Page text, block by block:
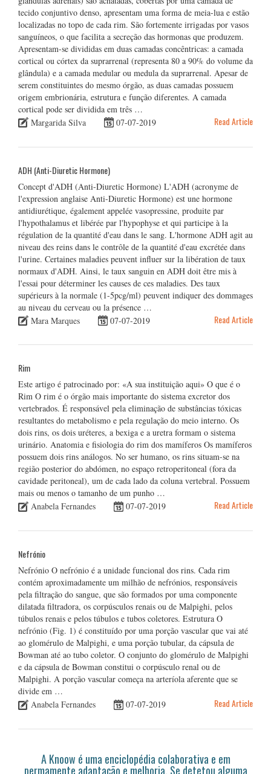
tecido conjuntivo denso, apresentam uma forma de meia-lua e estão
localizadas no topo de cada rim. São fortemente irrigadas por vasos
sanguíneos, o que facilita a secreção das hormonas que produzem.
Apresentam-se divididas em duas camadas concêntricas: a camada
cortical ou córtex da suprarrenal (representa 80 a 90% do volume da
glândula) e a camada medular ou medula da suprarrenal. Apesar de
serem constituintes do mesmo órgão, as duas camadas possuem
origem embrionária, estrutura e função diferentes. A camada
cortical pode ser dividida em três …
Margarida Silva
07-07-2019 Read Article
ADH (Anti-Diuretic Hormone)
Concept d'ADH (Anti-Diuretic Hormone) L'ADH (acronyme de
l'expression anglaise Anti-Diuretic Hormone) est une hormone
antidiurétique, également appelée vasopressine, produite par
l'hypothalamus et libérée par l'hypophyse et qui participe à la
régulation de la quantité d'eau dans le sang. L'hormone ADH agit au
niveau des reins dans le contrôle de la quantité d'eau excrétée dans
l'urine. Certaines maladies peuvent influer sur la libération de taux
normaux d'ADH. Ainsi, le taux sanguin en ADH doit être mis à
l'essai pour déterminer les causes de ces maladies. Des taux
supérieurs à la normale (1-5pcg/ml) peuvent indiquer des dommages
au niveau du cerveau ou la présence …
Mara Marques
07-07-2019 Read Article
Rim
Este artigo é patrocinado por: «A sua instituição aqui» O que é o
Rim O rim é o órgão mais importante do sistema excretor dos
vertebrados. É responsável pela eliminação de substâncias tóxicas
resultantes do metabolismo e pela regulação do meio interno. Os
dois rins, os dois uréteres, a bexiga e a uretra formam o sistema
urinário. Anatomia e fisiologia do rim dos mamíferos Os mamíferos
possuem dois rins análogos. No ser humano, os rins situam-se na
região posterior do abdómen, no espaço retroperitoneal (fora da
cavidade peritoneal), um de cada lado da coluna vertebral. Possuem
mais ou menos o tamanho de um punho …
Anabela Fernandes
07-07-2019 Read Article
Nefrónio
Nefrónio O nefrónio é a unidade funcional dos rins. Cada rim
contém aproximadamente um milhão de nefrónios, responsáveis
pela filtração do sangue, que são formados por uma componente
dilatada filtradora, os corpúsculos renais ou de Malpighi, pelos
túbulos renais e pelos túbulos e tubos coletores. Estrutura O
nefrónio (Fig. 1) é constituído por uma porção vascular que vai até
ao glomérulo de Malpighi, e uma porção tubular, da cápsula de
Bowman até ao tubo coletor. O conjunto do glomérulo de Malpighi
e da cápsula de Bowman constitui o corpúsculo renal ou de
Malpighi. A porção vascular começa na arteríola aferente que se
divide em …
Anabela Fernandes
07-07-2019 Read Article
A Knoow é uma enciclopédia colaborativa e em
permamente adaptação e melhoria. Se detetou alguma